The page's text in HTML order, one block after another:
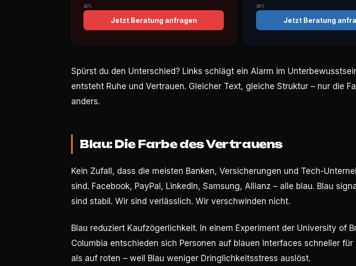
an.
Jetzt Beratung anfragen
an.
Jetzt Beratung
Spürst du den Unterschied? Links schlägt ein Alarm im
entsteht Ruhe und Vertrauen. Gleicher Text, gleiche Struktur – nur die
anders.
Blau: Die Farbe des Vertrauens
Kein Zufall, dass die meisten Banken, Versicherungen und Tech-
sind. Facebook, PayPal, LinkedIn, Samsung, Allianz – alle blau. Blau
sind stabil. Wir sind verlässlich. Wir verschwinden nicht.
Blau reduziert Kaufzögerlichkeit. In einem Experiment der University of
Columbia entschieden sich Personen auf blauen Interfaces schneller für
als auf roten – weil Blau weniger Dringlichkeitsstress auslöst.